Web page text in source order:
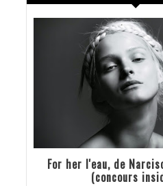
For her l'eau, de
(concours